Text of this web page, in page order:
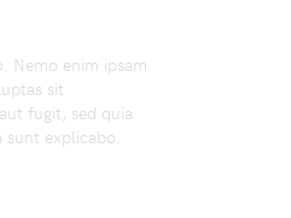
Nemo enim ipsam
sit
fugit, sed quia
explicabo.